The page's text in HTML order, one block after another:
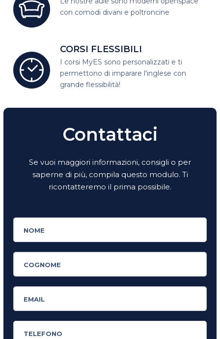
con comodi divani e poltroncine
CORSI FLESSIBILI
I corsi MyES sono personalizzati eti
permettono di imparare l'inglese con
grande flessibilità!
Contattaci
Se vuoi maggiori informazioni, consigli o per
saperne di più, compila questo modulo. Ti
ricontatteremo il prima possibile.